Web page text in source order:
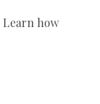
Learn how